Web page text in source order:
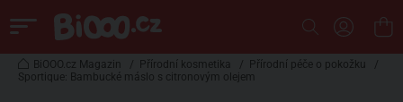
BiOOO.cz Magazin / Přírodní kosmetika / Přírodní péče o pokožku
/
Sportique: Bambucké máslo s citronovým olejem